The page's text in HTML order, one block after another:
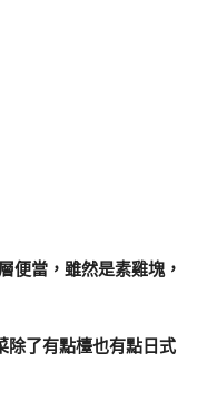
便當，雖然是素雞塊，
除了有點檯也有點日式